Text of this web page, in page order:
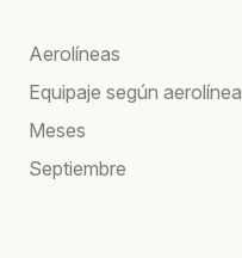
Aerolíneas
Equipaje según aerolínea
Meses
Septiembre